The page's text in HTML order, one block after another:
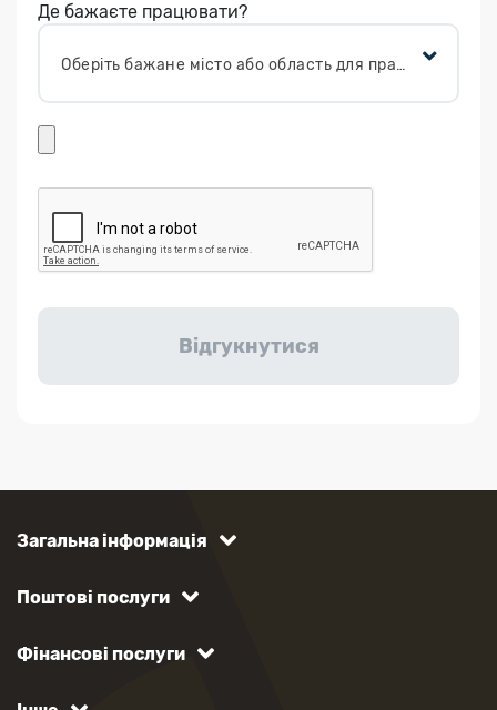
Де бажаєте працювати?
Оберіть бажане місто або область для працевлаштування
Загальна інформація
Поштові послуги
Фінансові послуги